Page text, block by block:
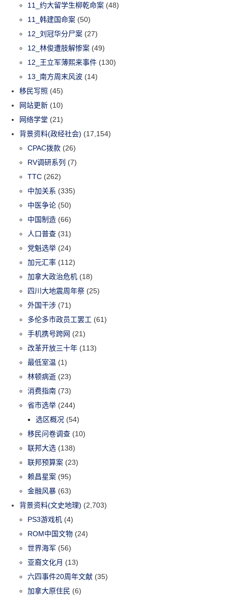
11_约大留学生柳乾命案 (48)
11_韩建国命案 (50)
12_刘冠华分尸案 (27)
12_林俊遭肢解惨案 (49)
12_王立军薄熙来事件 (130)
13_南方周末风波 (14)
移民写照 (45)
网站更新 (10)
网络学堂 (21)
背景资料(政经社会) (17,154)
CPAC拨款 (26)
RV调研系列 (7)
TTC (262)
中加关系 (335)
中医争论 (50)
中国制造 (66)
人口普查 (31)
党魁选举 (24)
加元汇率 (112)
加拿大政治危机 (18)
四川大地震周年祭 (25)
外国干涉 (71)
多伦多市政员工罢工 (61)
手机携号跨网 (21)
改革开放三十年 (113)
最低室温 (1)
林顿病逝 (23)
消费指南 (73)
省市选举 (244)
选区概况 (54)
移民问卷调查 (10)
联邦大选 (138)
联邦预算案 (23)
赖昌星案 (95)
金融风暴 (63)
背景资料(文史地理) (2,703)
PS3游戏机 (4)
ROM中国文物 (24)
世界海军 (56)
亚裔文化月 (13)
六四事件20周年文献 (35)
加拿大原住民 (6)